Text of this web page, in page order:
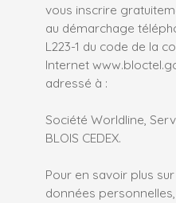
vous inscrire
au démarchage
L223-1 du code de la
Internet
adressé à :
Société Worldline,
BLOIS CEDEX.
Pour en savoir plus
données